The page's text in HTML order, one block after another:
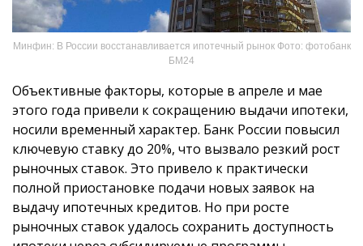
Минфин: В России восстанавливается ипотечный рынок Фото: фотобанк
БМ24
Объективные факторы, которые в апреле и мае
этого года привели к сокращению выдачи ипотеки,
носили временный характер. Банк России повысил
ключевую ставку до 20%, что вызвало резкий рост
рыночных ставок. Это привело к практически
полной приостановке подачи новых заявок на
выдачу ипотечных кредитов. Но при росте
рыночных ставок удалось сохранить доступность